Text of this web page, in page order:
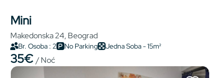
Mini
Makedonska 24, Beograd
Br. Osoba : 2 No Parking Jedna Soba - 15m²
35€ / Noć